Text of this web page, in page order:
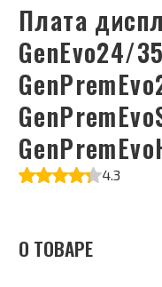
Плата дисплея Ariston
GenEvo24/
4.3
О ТОВАРЕ